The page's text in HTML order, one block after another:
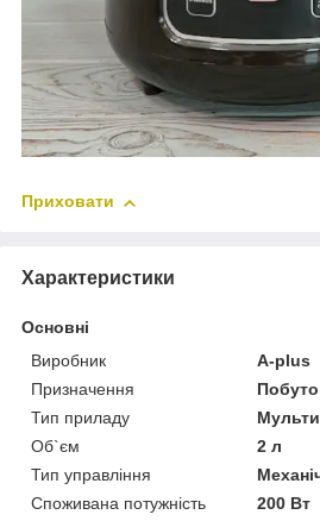
Приховати
Характеристики
Основні
Виробник
A-plus
Призначення
Тип приладу
Об`єм
2 л
Тип управління
Споживана потужність
200 Вт